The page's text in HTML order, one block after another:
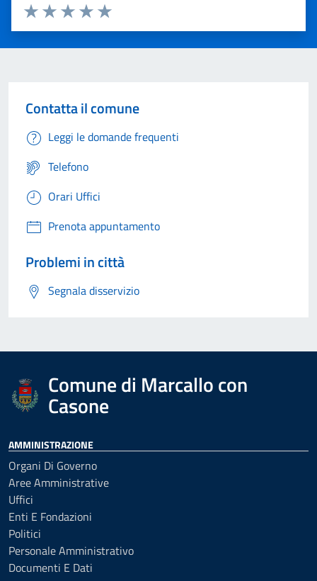
Valuta 5 stelle su 5
Valuta 4 stelle su 5
Valuta 3 stelle su 5
Valuta 2 stelle su 5
Valuta 1 stelle su 5
Contatta il comune
Leggi le domande frequenti
Telefono
Orari Uffici
Prenota appuntamento
Problemi in città
Segnala disservizio
Comune di Marcallo con
Casone
AMMINISTRAZIONE
Organi Di Governo
Aree Amministrative
Uffici
Enti E Fondazioni
Politici
Personale Amministrativo
Documenti E Dati